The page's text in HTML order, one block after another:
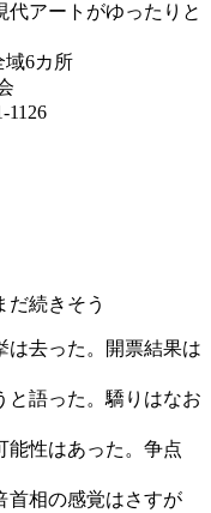
アートがゆったりと
域6カ所
1126
だ続きそう
は去った。開票結果は
と語った。驕りはなお
能性はあった。争点
首相の感覚はさすが